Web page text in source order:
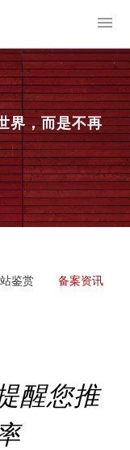
界，而是不再
鉴赏 备案资讯
醒您推